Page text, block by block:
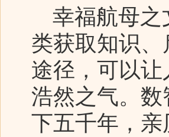
幸福航母之
类获取知识
途径，可以
浩然之气。
下五千年，